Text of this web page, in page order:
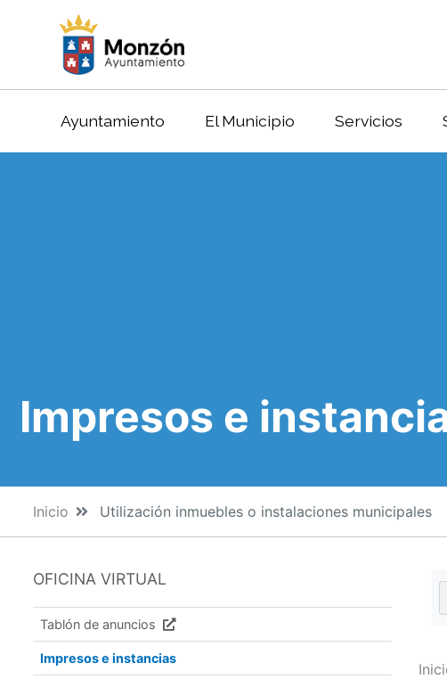
Ayuntamiento El Municipio Servicios
Impresos e
Inicio Utilización inmuebles o instalaciones municipales
OFICINA VIRTUAL
Tablón de anuncios
Impresos e instancias